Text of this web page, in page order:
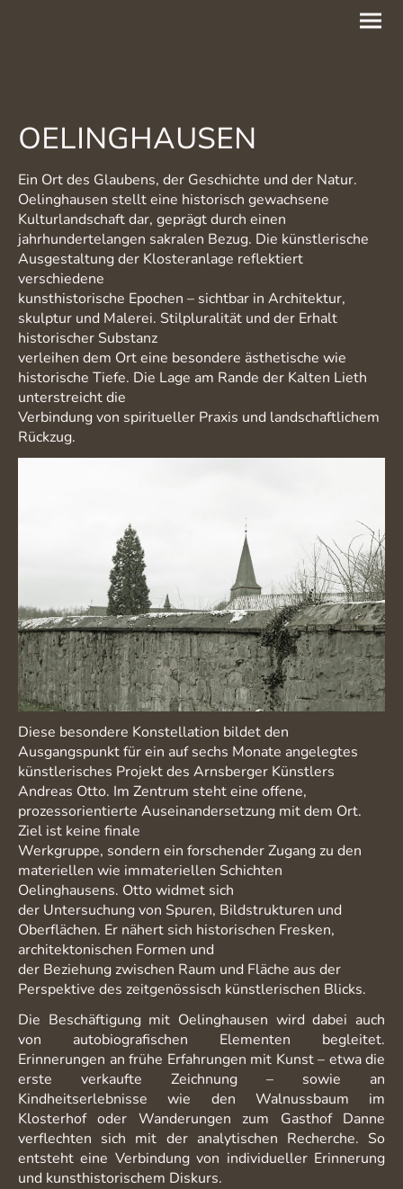
OELINGHAUSEN
Ein Ort des Glaubens, der Geschichte und der Natur.
Oelinghausen stellt eine historisch gewachsene
Kulturlandschaft dar, geprägt durch einen
jahrhundertelangen sakralen Bezug. Die künstlerische
Ausgestaltung der Klosteranlage reflektiert
verschiedene
kunsthistorische Epochen – sichtbar in Architektur,
skulptur und Malerei. Stilpluralität und der Erhalt
historischer Substanz
verleihen dem Ort eine besondere ästhetische wie
historische Tiefe. Die Lage am Rande der Kalten Lieth
unterstreicht die
Verbindung von spiritueller Praxis und landschaftlichem
Rückzug.
Diese besondere Konstellation bildet den
Ausgangspunkt für ein auf sechs Monate angelegtes
künstlerisches Projekt des Arnsberger Künstlers
Andreas Otto. Im Zentrum steht eine offene,
prozessorientierte Auseinandersetzung mit dem Ort.
Ziel ist keine finale
Werkgruppe, sondern ein forschender Zugang zu den
materiellen wie immateriellen Schichten
Oelinghausens. Otto widmet sich
der Untersuchung von Spuren, Bildstrukturen und
Oberflächen. Er nähert sich historischen Fresken,
architektonischen Formen und
der Beziehung zwischen Raum und Fläche aus der
Perspektive des zeitgenössisch künstlerischen Blicks.
Die Beschäftigung mit Oelinghausen wird dabei auch
von autobiografischen Elementen begleitet.
Erinnerungen an frühe Erfahrungen mit Kunst – etwa die
erste verkaufte Zeichnung – sowie an
Kindheitserlebnisse wie den Walnussbaum im
Klosterhof oder Wanderungen zum Gasthof Danne
verflechten sich mit der analytischen Recherche. So
entsteht eine Verbindung von individueller Erinnerung
und kunsthistorischem Diskurs.